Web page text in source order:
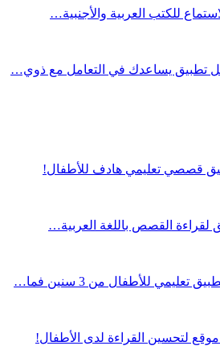
تطبيق يساعدك في التعامل مع ذوي…
قصصي تعليمي هادف للأطفال!
القصص باللغة العربية…